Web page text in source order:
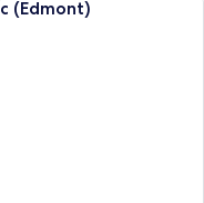
(Edmont)